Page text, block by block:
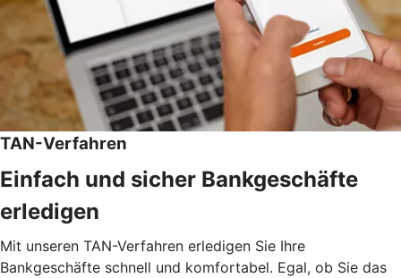
TAN-Verfahren
Einfach und sicher Bankgeschäfte
erledigen
Mit unseren TAN-Verfahren erledigen Sie Ihre
Bankgeschäfte schnell und komfortabel. Egal, ob Sie das